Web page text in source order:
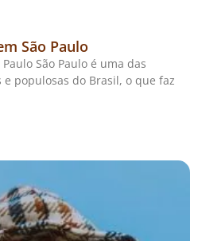
São Paulo
São Paulo é uma das
populosas do Brasil, o que faz